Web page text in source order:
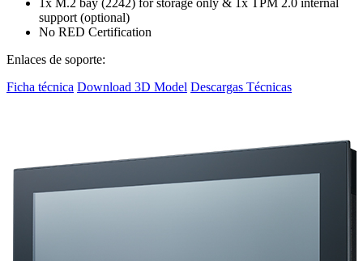
1x M.2 bay (2242) for storage only & 1x TPM 2.0 internal
support (optional)
No RED Certification
Enlaces de soporte:
Ficha técnica Download 3D Model Descargas Técnicas